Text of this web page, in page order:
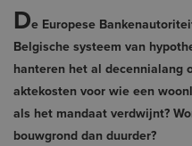
De Europese
Belgische systeem van
hanteren het al decennialang
aktekosten voor wie een
als het mandaat verdwijnt?
bouwgrond dan duurder?